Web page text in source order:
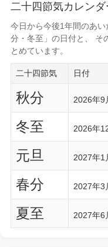
二十四節気カレンダ
今日から今後1年間のあい
分・冬至」の日付と、 そ
とめています。
二十四節気 日付
秋分 2026年9
冬至
2026年
元旦
2027年1
春分
2027年3
夏至
2027年6